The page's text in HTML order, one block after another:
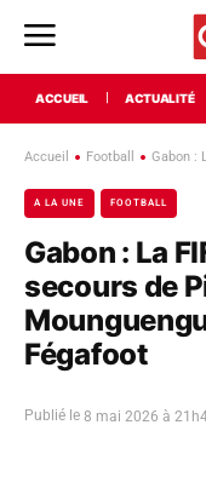
ACCUEIL ACTUALITÉ
Accueil Football Gabon :
A LA UNE FOOTBALL
Gabon : La
secours de
Fégafoot
Publié le 8 mai 2026 à